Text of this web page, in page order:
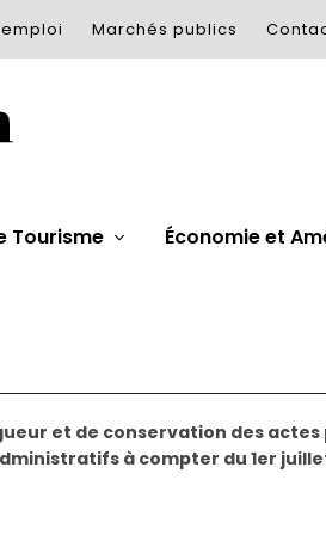
Marchés publics
Tourisme Économie et
et de conservation des actes
à compter du 1er